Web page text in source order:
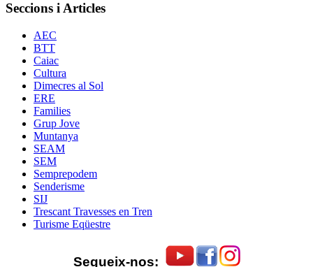
Seccions i Articles
AEC
BTT
Caiac
Cultura
Dimecres al Sol
ERE
Families
Grup Jove
Muntanya
SEAM
SEM
Semprepodem
Senderisme
SIJ
Trescant Travesses en Tren
Turisme Eqüestre
Segueix-nos: